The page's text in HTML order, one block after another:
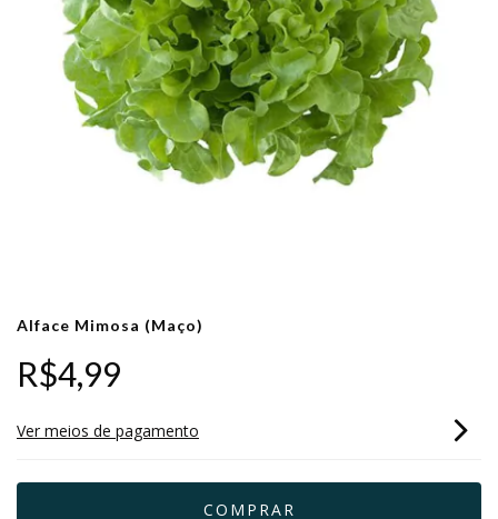
Alface Mimosa (Maço)
R$4,99
Ver meios de pagamento